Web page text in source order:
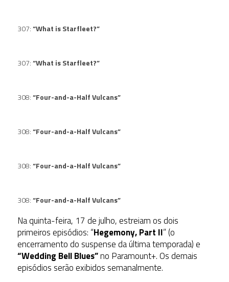
307:“What is Starfleet?”
307:“What is Starfleet?”
308:“Four-and-a-Half Vulcans”
308:“Four-and-a-Half Vulcans”
308:“Four-and-a-Half Vulcans”
308:“Four-and-a-Half Vulcans”
Na quinta-feira, 17 de julho, estreiam os dois
primeiros episódios: “Hegemony, Part II” (o
encerramento do suspense da última temporada) e
“Wedding Bell Blues”no Paramount+. Os demais
episódios serão exibidos semanalmente.